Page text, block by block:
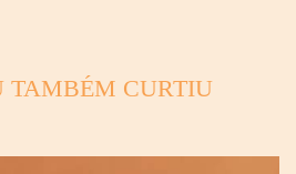
TAMBÉM CURTIU